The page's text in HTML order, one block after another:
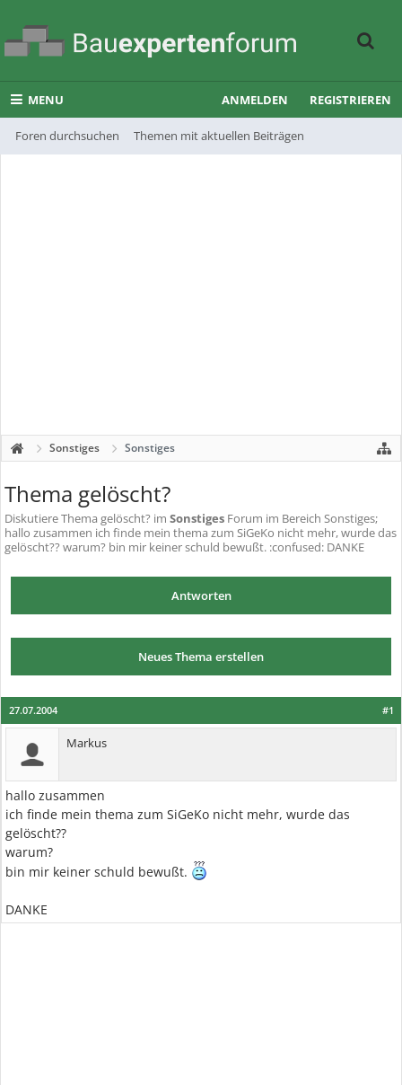
MENU
Foren durchsuchen Themen mit aktuellen Beiträgen
ANMELDEN REGISTRIEREN
Sonstiges Sonstiges
Thema gelöscht?
DiskutiereThema gelöscht? im Sonstiges Forum im Bereich Sonstiges;
hallo zusammen ich finde mein thema zum SiGeKo nicht mehr, wurde das
gelöscht?? warum? bin mir keiner schuld bewußt. :confused: DANKE
Antworten
Neues Thema erstellen
#1
27.07.2004
Markus
hallo zusammen
ich finde mein thema zum SiGeKo nicht mehr, wurde das
gelöscht??
warum?
bin mir keiner schuld bewußt.
DANKE